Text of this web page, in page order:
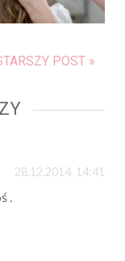
POST »
28.12.2014, 14:41
.